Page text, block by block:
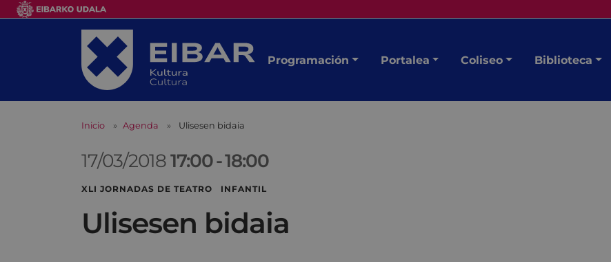
Programación Portalea Coliseo Biblioteca
Inicio Agenda Ulisesen bidaia
17/03/201817:00-18:00
XLI JORNADAS DE TEATRO INFANTIL
Ulisesen bidaia